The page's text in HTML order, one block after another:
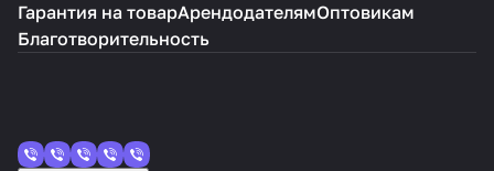
Гарантия на товарАрендодателямОптовикам
Благотворительность